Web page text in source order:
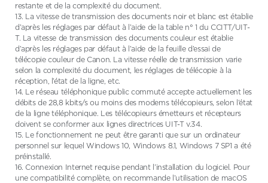
restante et de la complexité du document.
13. La vitesse de transmission des documents noir et blanc est établie
d’après les réglages par défaut à l’aide de la table n° 1 du CCITT/UIT-
T. La vitesse de transmission des documents couleur est établie
d’après les réglages par défaut à l’aide de la feuille d’essai de
télécopie couleur de Canon. La vitesse réelle de transmission varie
selon la complexité du document, les réglages de télécopie à la
réception, l’état de la ligne, etc.
14. Le réseau téléphonique public commuté accepte actuellement les
débits de 28,8 kbits/s ou moins des modems télécopieurs, selon l’état
de la ligne téléphonique. Les télécopieurs émetteurs et récepteurs
doivent se conformer aux lignes directrices UIT-T v.34.
15. Le fonctionnement ne peut être garanti que sur un ordinateur
personnel sur lequel Windows 10, Windows 8.1, Windows 7 SP1 a été
préinstallé.
16. Connexion Internet requise pendant l’installation du logiciel. Pour
une compatibilité complète, on recommande l’utilisation de macOS